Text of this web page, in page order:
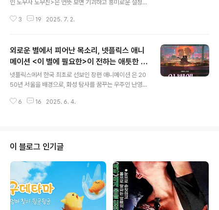
인 노무사 노무진>은 언뜻 보면 기괴하고 흥미로운 설정으
호)이 처제 나희주(설인아), 기자 출신 영상 크리에이터 고
도시 판타지(Contemporary Urban Fantasy) 요소가
강하게 드리워진 이 시공간 설정 속에서, 아이러니하게도
시청자가 마주하게 되는 것은 지극히 현실적이고 절실한
노동 현장의 문제들이다. 드라마는 간호사 태움, 의료사고
누명, 산업재해, 부당해고, 임금체불 등 우리 사회 곳곳에서
벌어지고 있는 실제 노동 문제들을 다룬다. 유령이라는 초
3 19 2025. 7. 2.
외로운 별에서 피어난 목소리, 넷플릭스 애니
메이션 <이 별에 필요한>이 전하는 애틋한 울
림
넷플릭스에서 한국 최초로 선보인 장편 애니메이션 은 20
50년 서울을 배경으로, 화성 탐사를 꿈꾸는 우주인 난영
장 먼 거리, 즉 우주와 지구를 잇는 아주 특별하고 애틋한
다. 한지원 감독은 김태리 배우와 홍경 배우를 캐스팅한 이
유에 대해 "단순히 목소리 연기만 하는 것이 아니라, 캐릭
터 자체를 함께 만들어갈 배우가 필요했다"라고 밝혔다. 그
만큼 두 배우가 난영과 제이라는 캐릭터에 깊이 몰입하고
자신만의 색깔을 입혔다는 뜻이지 싶다. 실제 작품을 보면,
난영의 씩씩하지만 내면에 외로..
6 16 2025. 6. 4.
이 블로그 인기글